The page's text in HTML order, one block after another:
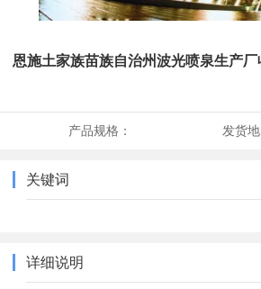
恩施土家族苗族自治州波光喷泉生产厂
产品规格： 发货
关键词
详细说明